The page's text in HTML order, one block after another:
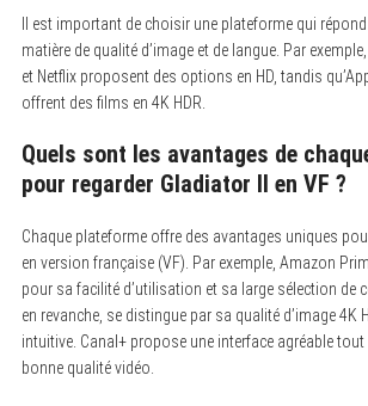
Il est important de choisir une plateforme qui
matière de qualité d’image et de langue. Par
et Netflix proposent des options en HD, tandis
offrent des films en 4K HDR.
Quels sont les avantages de
pour regarder Gladiator II en VF ?
Chaque plateforme offre des avantages uniques
en version française (VF). Par exemple, Amazon
pour sa facilité d’utilisation et sa large sélection de
en revanche, se distingue par sa qualité d’image 4K
intuitive. Canal+ propose une interface agréable
bonne qualité vidéo.
a
c
h
: